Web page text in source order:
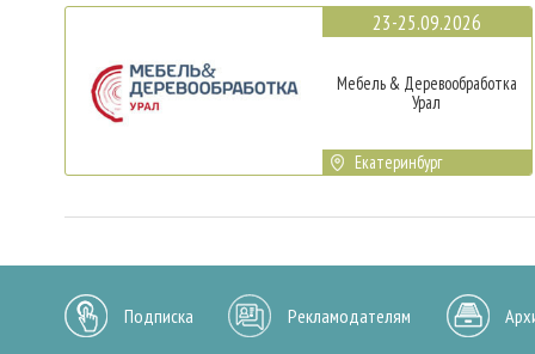
23-25.09.2026
Мебель & Деревообработка
Урал
Екатеринбург
Подписка Рекламодателям